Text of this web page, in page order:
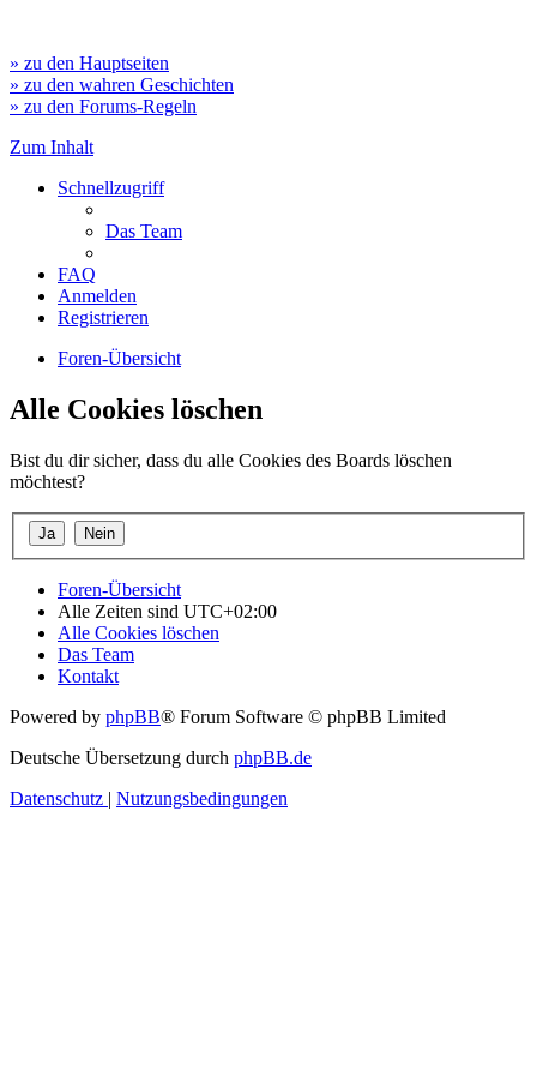
» zu den Hauptseiten
» zu den wahren Geschichten
» zu den Forums-Regeln
Zum Inhalt
Schnellzugriff
Das Team
FAQ
Anmelden
Registrieren
Foren-Übersicht
Alle Cookies löschen
Bist du dir sicher, dass du alle Cookies des Boards löschen
möchtest?
Foren-Übersicht
Alle Zeiten sind UTC+02:00
Alle Cookies löschen
Das Team
Kontakt
Powered by phpBB® Forum Software © phpBB Limited
Deutsche Übersetzung durch phpBB.de
Datenschutz | Nutzungsbedingungen